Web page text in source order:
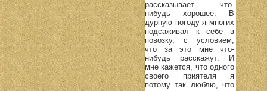
рассказывает что-
нибудь хорошее. В
дурную погоду я многих
подсаживал к себе в
повозку, с условием,
что за это мне что-
нибудь расскажут. И
мне кажется, что одного
своего приятеля я
потому так люблю, что